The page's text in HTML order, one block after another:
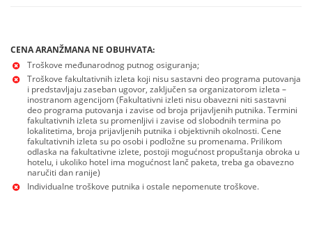
CENA ARANŽMANA NE OBUHVATA:
Troškove međunarodnog putnog osiguranja;
Troškove fakultativnih izleta koji nisu sastavni deo programa putovanja
i predstavljaju zaseban ugovor, zaključen sa organizatorom izleta –
inostranom agencijom (Fakultativni izleti nisu obavezni niti sastavni
deo programa putovanja i zavise od broja prijavljenih putnika. Termini
fakultativnih izleta su promenljivi i zavise od slobodnih termina po
lokalitetima, broja prijavljenih putnika i objektivnih okolnosti. Cene
fakultativnih izleta su po osobi i podložne su promenama. Prilikom
odlaska na fakultativne izlete, postoji mogućnost propuštanja obroka u
hotelu, i ukoliko hotel ima mogućnost lanč paketa, treba ga obavezno
naručiti dan ranije)
Individualne troškove putnika i ostale nepomenute troškove.